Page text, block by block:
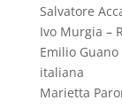
Salvatore
Ivo Murgia –
Emilio
italiana
Marietta